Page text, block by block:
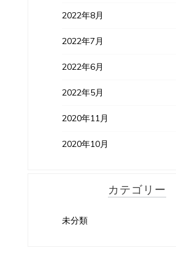
2022年8月
2022年7月
2022年6月
2022年5月
2020年11月
2020年10月
カテゴリー
未分類